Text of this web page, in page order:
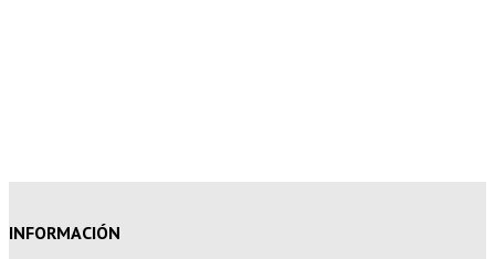
INFORMACIÓN